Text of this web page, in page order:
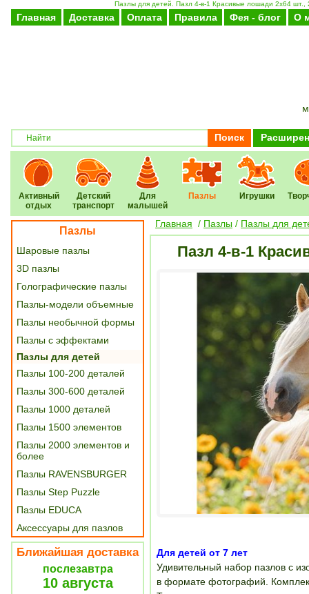
Пазлы для детей. Пазл 4-в-1 Красивые лошади 2х64 шт.,
Главная Доставка Оплата Правила Фея - блог О
Поиск
Активный
отдых
Детский
транспорт
Для
малышей
Пазлы Игрушки
Пазлы
Шаровые пазлы
3D пазлы
Голографические пазлы
Пазлы-модели объемные
Пазлы необычной формы
Пазлы с эффектами
Пазлы для детей
Пазлы 100-200 деталей
Пазлы 300-600 деталей
Пазлы 1000 деталей
Пазлы 1500 элементов
Пазлы 2000 элементов и
более
Пазлы RAVENSBURGER
Пазлы Step Puzzle
Пазлы EDUCA
Аксессуары для пазлов
Ближайшая доставка
послезавтра
10 августа
Главная / Пазлы / Пазлы для
Пазл 4-в-1
Для детей от 7 лет
Удивительный набор пазлов с
в формате фотографий.